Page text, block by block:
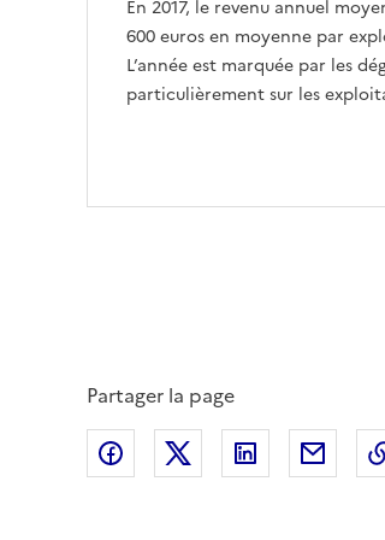
En 2017, le revenu annuel
600 euros en moyenne par
L’année est marquée par les
particulièrement sur les
Partager la page
Partager sur Facebook
Partager sur X
Partager